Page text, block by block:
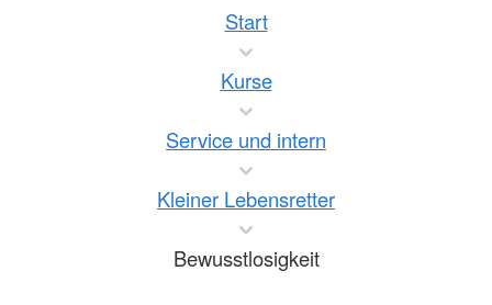
Start
Kurse
Service und intern
Kleiner Lebensretter
Bewusstlosigkeit